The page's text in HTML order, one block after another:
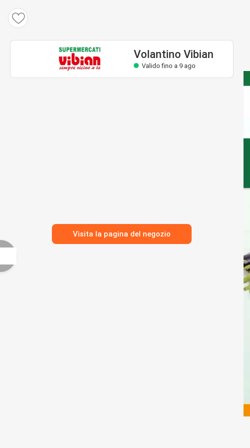
Volantino Vibian
Valido fino a 9 ago
Visita la pagina del negozio